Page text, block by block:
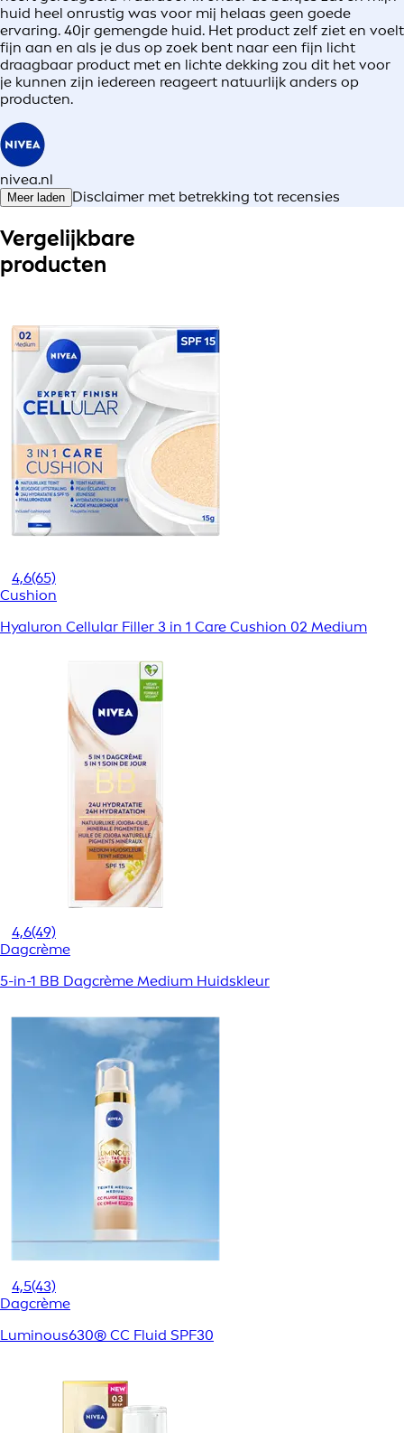
huid heel onrustig was voor mij helaas geen goede
ervaring. 40jr gemengde huid. Het product zelf ziet en voelt
fijn aan en als je dus op zoek bent naar een fijn licht
draagbaar product met en lichte dekking zou dit het voor
je kunnen zijn iedereen reageert natuurlijk anders op
producten.
nivea.nl
Meer laden Disclaimer met betrekking tot recensies
Vergelijkbare
producten
4,6(65)
Cushion
Hyaluron Cellular Filler 3 in 1 Care Cushion 02 Medium
4,6(49)
Dagcrème
5-in-1 BB Dagcrème Medium Huidskleur
4,5(43)
Dagcrème
Luminous630® CC Fluid SPF30